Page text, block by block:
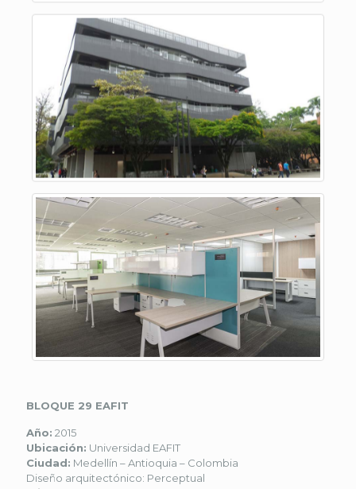
BLOQUE 29 EAFIT
Año: 2015
Ubicación: Universidad EAFIT
Ciudad: Medellín – Antioquia – Colombia
Diseño arquitectónico: Perceptual